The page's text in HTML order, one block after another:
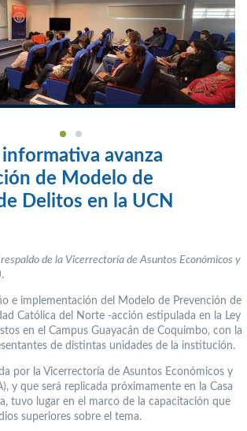
avanza
de Modelo de
Delitos en la UCN
de la Vicerrectoría de Asuntos Económicos y
.
e implementación del Modelo de Prevención de
Católica del Norte -acción estipulada en la Ley
en el Campus Guayacán de Coquimbo, con la
de distintas unidades de la institución.
por la Vicerrectoría de Asuntos Económicos y
y que será replicada próximamente en la Casa
tuvo lugar en el marco de la capacitación que
superiores sobre el tema.